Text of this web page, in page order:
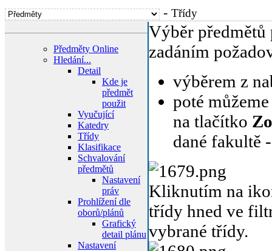
- Třídy
Předměty Online
Hledání...
Detail
Kde je
předmět
použit
Vyučující
Katedry
Třídy
Klasifikace
Schvalování
předmětů
Nastavení
práv
Prohlížení dle
oborů/plánů
Grafický
detail plánu
Nastavení
Výběr
zadáním
výběrem z
poté
na tlačítko
dané fakultě
Kliknutím na
třídy hned ve
vybrané třídy.